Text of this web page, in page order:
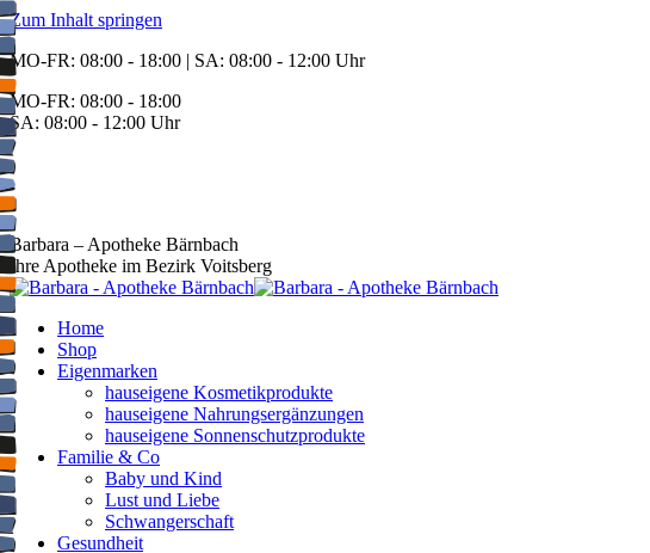
Zum Inhalt springen
MO-FR: 08:00 - 18:00 | SA: 08:00 - 12:00 Uhr
MO-FR: 08:00 - 18:00
SA: 08:00 - 12:00 Uhr
BEREITSCHAFT
+43 3142 62553
Barbara – Apotheke Bärnbach
Ihre Apotheke im Bezirk Voitsberg
Home
Shop
Eigenmarken
hauseigene Kosmetikprodukte
hauseigene Nahrungsergänzungen
hauseigene Sonnenschutzprodukte
Familie & Co
Baby und Kind
Lust und Liebe
Schwangerschaft
Gesundheit